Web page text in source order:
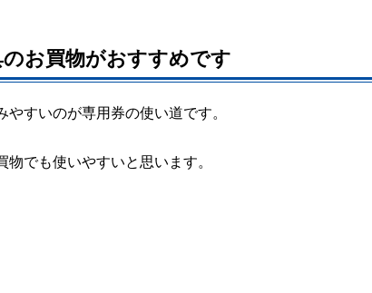
お買物がおすすめです
すいのが専用券の使い道です。
でも使いやすいと思います。